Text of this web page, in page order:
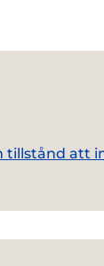
tillstånd att